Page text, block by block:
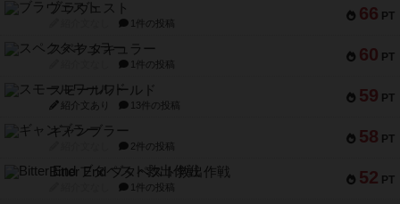
66 PT
ブラヴェスト
1件の投稿
60 PT
スペクタキュラー
1件の投稿
59 PT
スモールワールド
紹介文あり 13件の投稿
58 PT
ギャンブラー
2件の投稿
52 PT
Bitter End ブタペスト救出作戦
1件の投稿